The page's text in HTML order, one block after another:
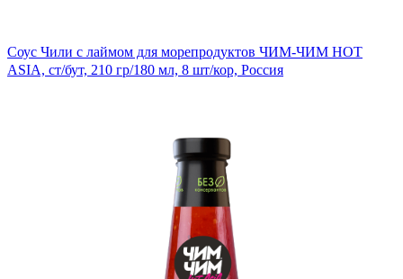
Соус Чили с лаймом для морепродуктов ЧИМ-ЧИМ HOT
ASIA, ст/бут, 210 гр/180 мл, 8 шт/кор, Россия